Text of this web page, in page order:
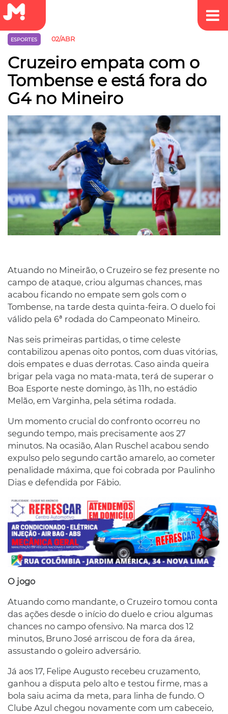
ESPORTES 02/ABR
Cruzeiro empata com o
Tombense e está fora do
G4 no Mineiro
Atuando no Mineirão, o Cruzeiro se fez presente no
campo de ataque, criou algumas chances, mas
acabou ficando no empate sem gols com o
Tombense, na tarde desta quinta-feira. O duelo foi
válido pela 6ª rodada do Campeonato Mineiro.
Nas seis primeiras partidas, o time celeste
contabilizou apenas oito pontos, com duas vitórias,
dois empates e duas derrotas. Caso ainda queira
brigar pela vaga no mata-mata, terá de superar o
Boa Esporte neste domingo, às 11h, no estádio
Melão, em Varginha, pela sétima rodada.
Um momento crucial do confronto ocorreu no
segundo tempo, mais precisamente aos 27
minutos. Na ocasião, Alan Ruschel acabou sendo
expulso pelo segundo cartão amarelo, ao cometer
penalidade máxima, que foi cobrada por Paulinho
Dias e defendida por Fábio.
O jogo
Atuando como mandante, o Cruzeiro tomou conta
das ações desde o início do duelo e criou algumas
chances no campo ofensivo. Na marca dos 12
minutos, Bruno José arriscou de fora da área,
assustando o goleiro adversário.
Já aos 17, Felipe Augusto recebeu cruzamento,
ganhou a disputa pelo alto e testou firme, mas a
bola saiu acima da meta, para linha de fundo. O
Clube Azul chegou novamente com um cabeceio,